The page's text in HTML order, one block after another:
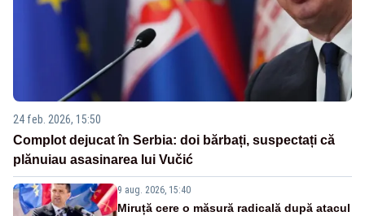
24 feb. 2026, 15:50
Complot dejucat în Serbia: doi bărbați, suspectați că
plănuiau asasinarea lui Vučić
9 aug. 2026, 15:40
Miruță cere o măsură radicală după atacul